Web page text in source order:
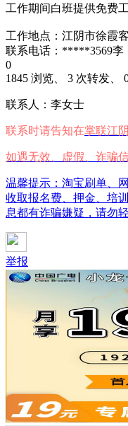
工作期间白班提供免费
工作地点：江阴市徐霞
联系电话：*****3569李
0
1845 浏览、 3 次转发、
联系人：李女士
联系时请告知在掌联江
如遇无效、虚假、诈骗
温馨提示：淘宝刷单、
收取报名费、押金、培
息都有诈骗嫌疑，请勿轻
举报